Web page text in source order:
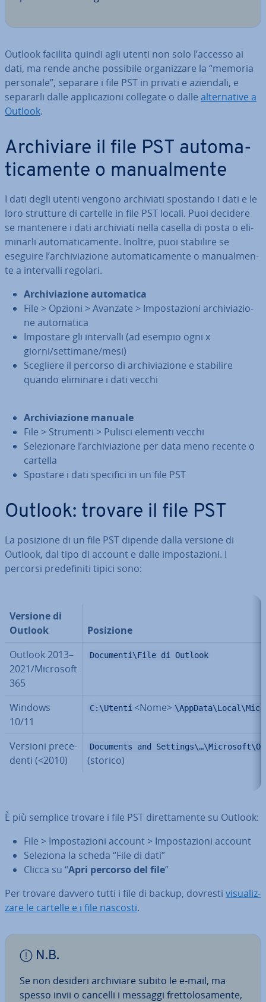
Outlook facilita quindi agli utenti non solo l’accesso ai
dati, ma rende anche possibile or­ga­niz­za­re la “memoria
personale”, separare i file PST in privati e aziendali, e
separarli dalle ap­pli­ca­zio­ni collegate o dalle al­ter­na­ti­ve a
Outlook.
Ar­chi­via­re il file PST au­to­ma­
ti­ca­men­te o ma­nual­men­te
I dati degli utenti vengono ar­chi­via­ti spostando i dati e le
loro strutture di cartelle in file PST locali. Puoi decidere
se mantenere i dati ar­chi­via­ti nella casella di posta o eli­
mi­nar­li au­to­ma­ti­ca­men­te. Inoltre, puoi stabilire se
eseguire l’ar­chi­via­zio­ne au­to­ma­ti­ca­men­te o ma­nual­men­
te a in­ter­val­li regolari.
Ar­chi­via­zio­ne au­to­ma­ti­ca
File > Opzioni > Avanzate > Im­po­sta­zio­ni ar­chi­via­zio­
ne au­to­ma­ti­ca
Impostare gli in­ter­val­li (ad esempio ogni x
giorni/settimane/mesi)
Scegliere il percorso di ar­chi­via­zio­ne e stabilire
quando eliminare i dati vecchi
Ar­chi­via­zio­ne manuale
File > Strumenti > Pulisci elementi vecchi
Se­le­zio­na­re l’ar­chi­via­zio­ne per data meno recente o
cartella
Spostare i dati specifici in un file PST
Outlook: trovare il file PST
La posizione di un file PST dipende dalla versione di
Outlook, dal tipo di account e dalle im­po­sta­zio­ni. I
percorsi pre­de­fi­ni­ti tipici sono:
Versione di
Outlook
Posizione
Outlook 2013–
2021/Microsoft
365
Documenti\File di Outlook
Windows
10/11
C:\Utenti <Nome>
Versioni pre­ce­
den­ti (<2010)
Documents and
(storico)
È più semplice trovare i file PST di­ret­ta­men­te su Outlook:
File > Im­po­sta­zio­ni account > Im­po­sta­zio­ni account
Seleziona la scheda “File di dati”
Clicca su “Apri percorso del file”
Per trovare davvero tutti i file di backup, dovresti vi­sua­liz­
za­re le cartelle e i file nascosti.
N.B.
Se non desideri ar­chi­via­re subito le e-mail, ma
spesso invii o cancelli i messaggi fret­to­lo­sa­men­te,